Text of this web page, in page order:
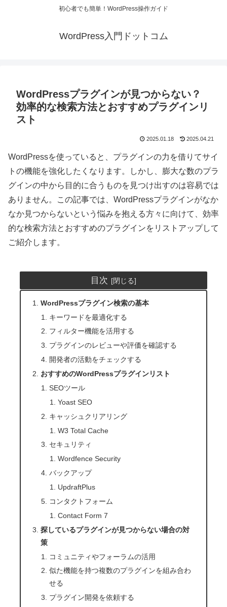
初心者でも簡単！WordPress操作ガイド
WordPress入門ドットコム
WordPressプラグインが見つからない？
効率的な検索方法とおすすめプラグインリ
スト
2025.01.18 2025.04.21
WordPressを使っていると、プラグインの力を借りてサイ
トの機能を強化したくなります。しかし、膨大な数のプラ
グインの中から目的に合うものを見つけ出すのは容易では
ありません。この記事では、WordPressプラグインがなか
なか見つからないという悩みを抱える方々に向けて、効率
的な検索方法とおすすめのプラグインをリストアップして
ご紹介します。
目次
WordPressプラグイン検索の基本
キーワードを最適化する
フィルター機能を活用する
プラグインのレビューや評価を確認する
開発者の活動をチェックする
おすすめのWordPressプラグインリスト
SEOツール
Yoast SEO
キャッシュクリアリング
W3 Total Cache
セキュリティ
Wordfence Security
バックアップ
UpdraftPlus
コンタクトフォーム
Contact Form 7
探しているプラグインが見つからない場合の対
策
コミュニティやフォーラムの活用
似た機能を持つ複数のプラグインを組み合わ
せる
プラグイン開発を依頼する